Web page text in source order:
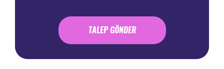
TALEP GÖNDER